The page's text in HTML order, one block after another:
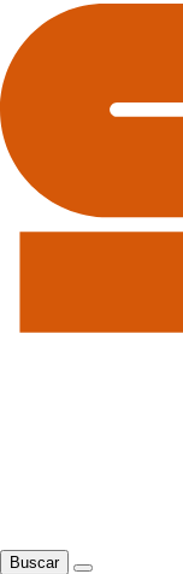
Buscar